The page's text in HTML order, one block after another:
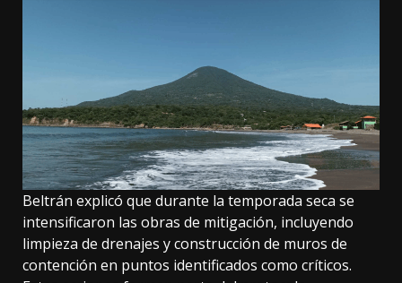
Beltrán explicó que durante la temporada seca se
intensificaron las obras de mitigación, incluyendo
limpieza de drenajes y construcción de muros de
contención en puntos identificados como críticos.